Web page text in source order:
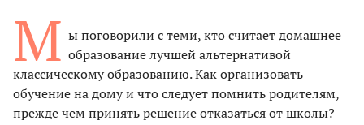
М ы поговорили с теми, кто считает домашнее
образование лучшей альтернативой
классическому образованию. Как организовать
обучение на дому и что следует помнить родителям,
прежде чем принять решение отказаться от школы?